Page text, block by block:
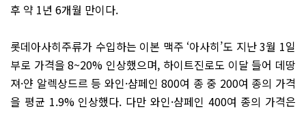
후 약 1년 6개월 만이다.
롯데아사히주류가 수입하는 이본 맥주 ‘아사히’도 지난 3월 1일
부로 가격을 8~20% 인상했으며, 하이트진로도 이달 들어 데땅
져·얀 알렉상드르 등 와인·샴페인 800여 종 중 200여 종의 가격
을 평균 1.9% 인상했다. 다만 와인·샴페인 400여 종의 가격은